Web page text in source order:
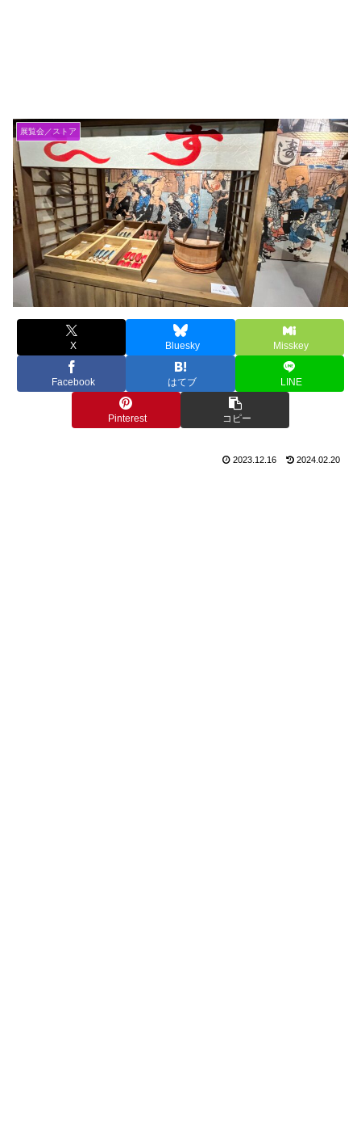
展覧会／ストア
X Bluesky Misskey
Facebook はてブ LINE
Pinterest コピー
2023.12.16 2024.02.20